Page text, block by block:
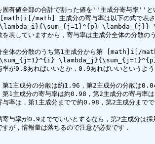
固有値全部の合計で割った値を''主成分寄与率''と
math] 主成分の寄与率は以下の式で表さ
\lambda_{j}}
を表していますから，寄与率は主成分全体の分散の
全体の分散のうち第1主成分から第 [math]i[/
率が0.8あればいいとか，0.9あればいいというよ
第1主成分の分散は約1.96，第2主成分の分散は
第1主成分の寄与率は約0.98，第2主成分の寄与率
与率は，第1主成分までで約0.98，第2主成分まで
寄与率が0.9まででいいとするなら，第2主成分は
すが，情報量は落ちるので注意が必要です．